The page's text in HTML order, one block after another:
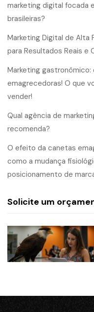
marketing digital focada
brasileiras?
Marketing Digital de Alta
para Resultados Reais
Marketing
emagrecedoras! O que
vender!
Qual agência de
recomenda?
O efeito da canetas
como a mudança
posicionamento de
Solicite um